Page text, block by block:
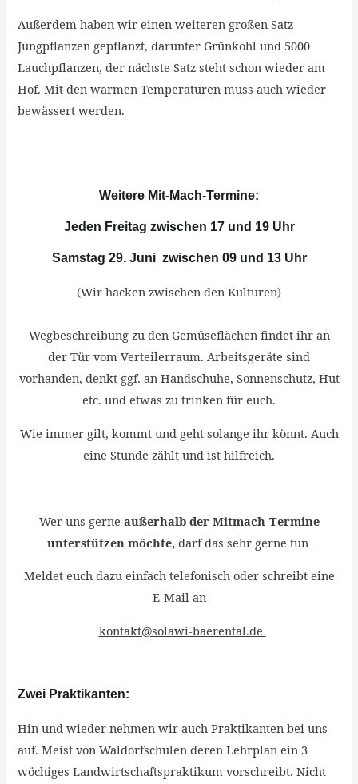
Außerdem haben wir einen weiteren großen Satz
Jungpflanzen gepflanzt, darunter Grünkohl und 5000
Lauchpflanzen, der nächste Satz steht schon wieder am
Hof. Mit den warmen Temperaturen muss auch wieder
bewässert werden.
Weitere Mit-Mach-Termine:
Jeden Freitag zwischen 17 und 19 Uhr
Samstag 29. Juni zwischen 09 und 13 Uhr
(Wir hacken zwischen den Kulturen)
Wegbeschreibung zu den Gemüseflächen findet ihr an
der Tür vom Verteilerraum. Arbeitsgeräte sind
vorhanden, denkt ggf. an Handschuhe, Sonnenschutz, Hut
etc. und etwas zu trinken für euch.
Wie immer gilt, kommt und geht solange ihr könnt. Auch
eine Stunde zählt und ist hilfreich.
Wer uns gerne außerhalb der Mitmach-Termine
unterstützen möchte, darf das sehr gerne tun
Meldet euch dazu einfach telefonisch oder schreibt eine
E-Mail an
kontakt@solawi-baerental.de
Zwei Praktikanten:
Hin und wieder nehmen wir auch Praktikanten bei uns
auf. Meist von Waldorfschulen deren Lehrplan ein 3
wöchiges Landwirtschaftspraktikum vorschreibt. Nicht